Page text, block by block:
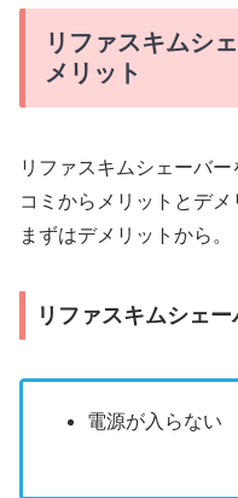
リファスキムシ
メリット
リファスキムシェーバ
コミからメリットとデメ
まずはデメリットから。
リファスキムシェ
電源が入らない